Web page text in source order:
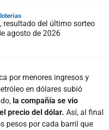
resultado del último sorteo
agosto de 2026
por menores ingresos y
en dólares subió
la compañía se vio
precio del dólar. Así, al final
pesos por cada barril que